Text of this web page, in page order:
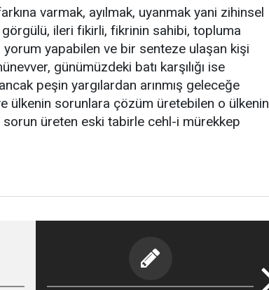
varmak, ayılmak, uyanmak yani zihinsel
görgülü, ileri fikirli, fikrinin sahibi, topluma
yapabilen ve bir senteze ulaşan kişi
günümüzdeki batı karşılığı ise
peşin yargılardan arınmış geleceğe
ülkenin sorunlara çözüm üretebilen o ülkenin
sorun üreten eski tabirle cehl-i mürekkep